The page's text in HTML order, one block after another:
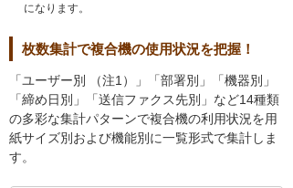
になります。
枚数集計で複合機の使用状況を把握！
「ユーザー別 （注1）」「部署別」「機器別」
「締め日別」「送信ファクス先別」など14種類
の多彩な集計パターンで複合機の利用状況を用
紙サイズ別および機能別に一覧形式で集計しま
す。